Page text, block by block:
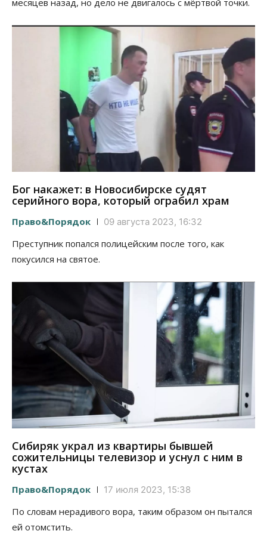
месяцев назад, но дело не двигалось с мёртвой точки.
Бог накажет: в Новосибирске судят
серийного вора, который ограбил храм
Право&Порядок 09 августа 2023, 16:32
Преступник попался полицейским после того, как
покусился на святое.
Сибиряк украл из квартиры бывшей
сожительницы телевизор и уснул с ним в
кустах
Право&Порядок 17 июля 2023, 15:38
По словам нерадивого вора, таким образом он пытался
ей отомстить.